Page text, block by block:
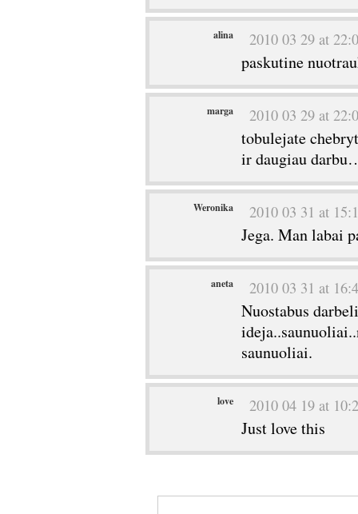
alina 2010 03 29 at
paskutine
marga 2010 03 29 at
tobulejate
ir daugiau
Weronika 2010 03 31 at
Jega. Man labai
aneta 2010 03 31 at
Nuostabus
saunuoliai.
love 2010 04 19 at
Just love this